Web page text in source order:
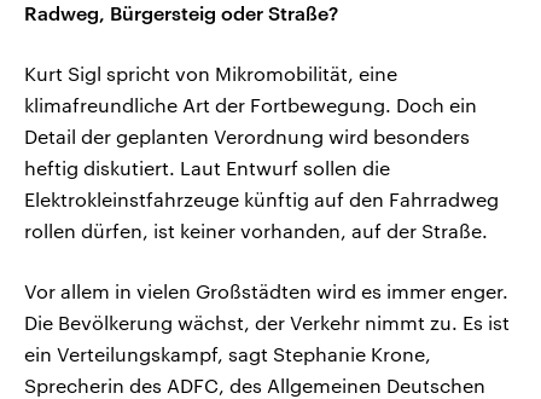
Radweg, Bürgersteig oder Straße?
Kurt Sigl spricht von Mikromobilität, eine
klimafreundliche Art der Fortbewegung. Doch ein
Detail der geplanten Verordnung wird besonders
heftig diskutiert. Laut Entwurf sollen die
Elektrokleinstfahrzeuge künftig auf den Fahrradweg
rollen dürfen, ist keiner vorhanden, auf der Straße.
Vor allem in vielen Großstädten wird es immer enger.
Die Bevölkerung wächst, der Verkehr nimmt zu. Es ist
ein Verteilungskampf, sagt Stephanie Krone,
Sprecherin des ADFC, des Allgemeinen Deutschen